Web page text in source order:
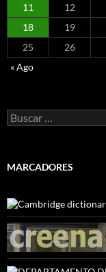
11
12
18
19
25
26
« Ago
Buscar:
MARCADORES